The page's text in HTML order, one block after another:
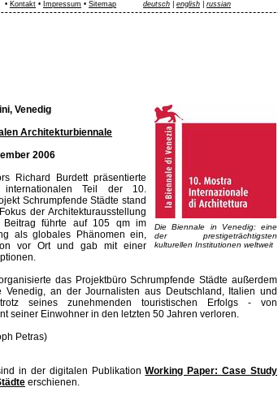
Die Biennale in Venedig: eine
der prestigeträchtigsten
kulturellen Institutionen weltweit
Venedig
Architekturbiennale
2006
Richard Burdett präsentierte
Teil der 10.
Schrumpfende Städte stand
der Architekturausstellung
Beitrag führte auf 105 qm im
als globales Phänomen ein,
vor Ort und gab mit einer
das Projektbüro Schrumpfende Städte außerdem
an der Journalisten aus Deutschland, Italien und
seines zunehmenden touristischen Erfolgs - von
seiner Einwohner in den letzten 50 Jahren verloren.
Petras)
in der digitalen PublikationWorking Paper: Case Study
erschienen.
Kontakt • Impressum • Sitemap deutsch english russian